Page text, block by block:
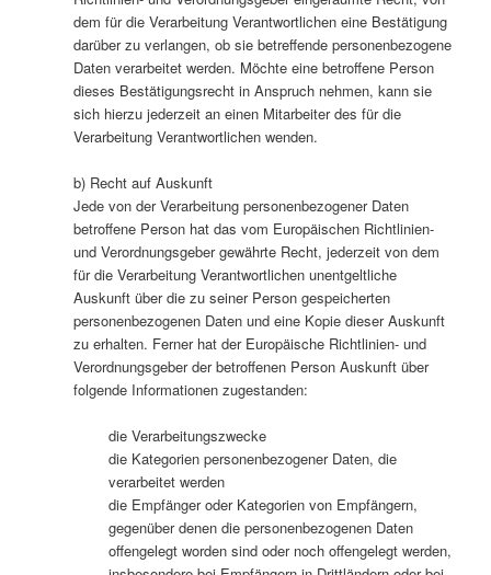
dem für die Verarbeitung Verantwortlichen eine Bestätigung
darüber zu verlangen, ob sie betreffende personenbezogene
Daten verarbeitet werden. Möchte eine betroffene Person
dieses Bestätigungsrecht in Anspruch nehmen, kann sie
sich hierzu jederzeit an einen Mitarbeiter des für die
Verarbeitung Verantwortlichen wenden.
b) Recht auf Auskunft
Jede von der Verarbeitung personenbezogener Daten
betroffene Person hat das vom Europäischen Richtlinien-
und Verordnungsgeber gewährte Recht, jederzeit von dem
für die Verarbeitung Verantwortlichen unentgeltliche
Auskunft über die zu seiner Person gespeicherten
personenbezogenen Daten und eine Kopie dieser Auskunft
zu erhalten. Ferner hat der Europäische Richtlinien- und
Verordnungsgeber der betroffenen Person Auskunft über
folgende Informationen zugestanden:
die Verarbeitungszwecke
die Kategorien personenbezogener Daten, die
verarbeitet werden
die Empfänger oder Kategorien von Empfängern,
gegenüber denen die personenbezogenen Daten
offengelegt worden sind oder noch offengelegt werden,